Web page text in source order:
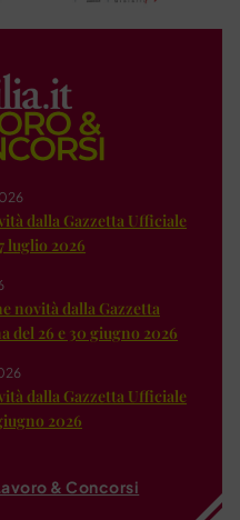
dalla Gazzetta Ufficiale
luglio 2026
novità dalla Gazzetta
del 26 e 30 giugno 2026
dalla Gazzetta Ufficiale
2026
& Concorsi